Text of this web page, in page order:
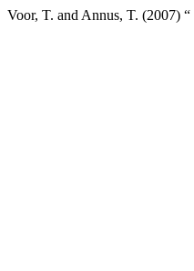
Voor, T. and Annus, T. (2007)